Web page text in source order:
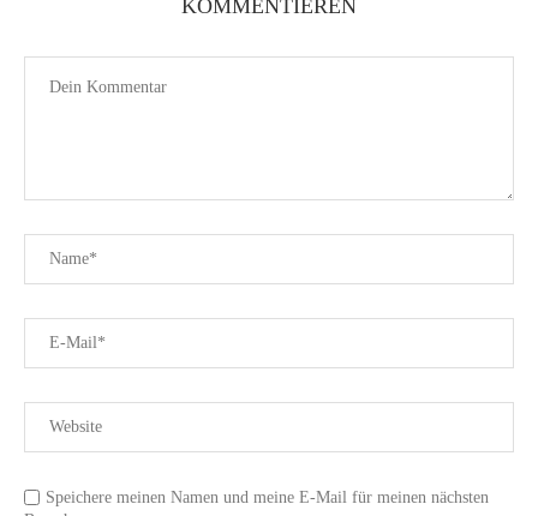
KOMMENTIEREN
Speichere meinen Namen und meine E-Mail für meinen nächsten